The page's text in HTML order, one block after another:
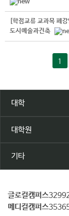
[학점교류 교과목 폐
도시예술과건축
1
대학
대학원
기타
건
양
글로컬캠퍼스
메디컬캠퍼스